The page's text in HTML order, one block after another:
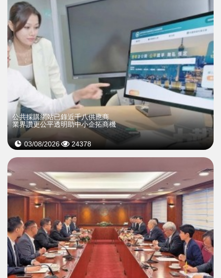
公共採購網站已錄近千八供應商
業界讚更公平透明助中小企拓商機
03/08/2026 24378